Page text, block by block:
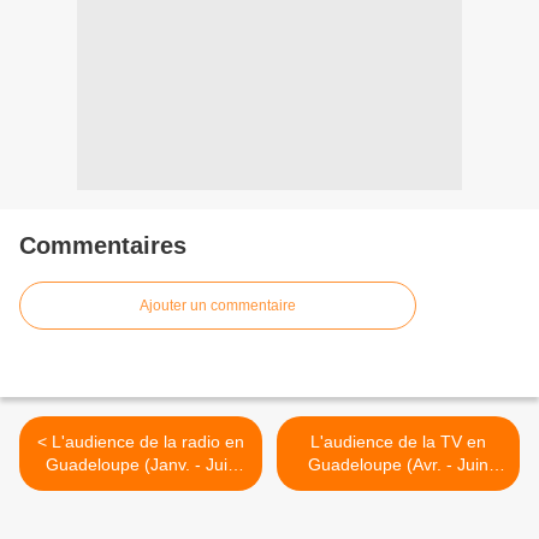
Commentaires
Ajouter un commentaire
< L'audience de la radio en
Guadeloupe (Janv. - Juin
2021)
L'audience de la TV en
Guadeloupe (Avr. - Juin
2021) >